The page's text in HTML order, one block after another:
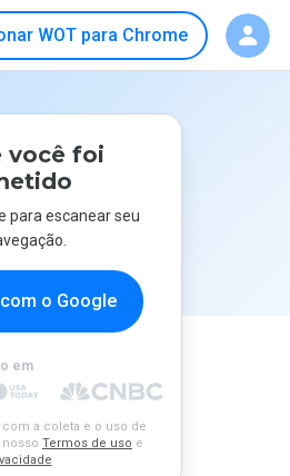
WOT para Chrome
você foi
para escanear seu
o Google
em
a coleta e o uso de
Termos de uso e